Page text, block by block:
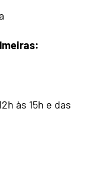
às 15h e das